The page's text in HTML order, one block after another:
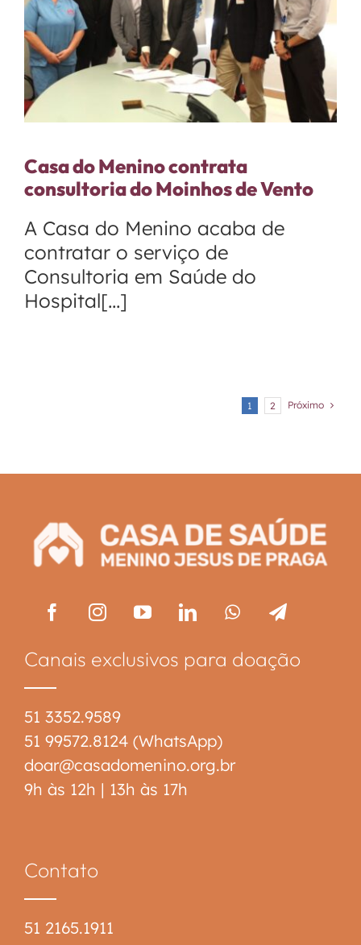
Casa do Menino contrata
consultoria do Moinhos de Vento
A Casa do Menino acaba de
contratar o serviço de
Consultoria em Saúde do
Hospital[...]
1 2 Próximo
Canais exclusivos para doação
51 3352.9589
51 99572.8124 (WhatsApp)
doar@casadomenino.org.br
9h às 12h | 13h às 17h
Contato
51 2165.1911